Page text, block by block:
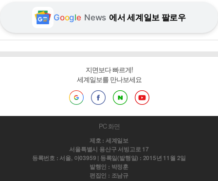
Google News 에서 세계일보 팔로우
지면보다 빠르게!
세계일보를 만나보세요
PC 화면
제호 : 세계일보
서울특별시 용산구 서빙고로 17
등록번호 : 서울, 아03959 | 등록일(발행일) : 2015년 11월 2일
발행인 : 박정훈
편집인 : 조남규